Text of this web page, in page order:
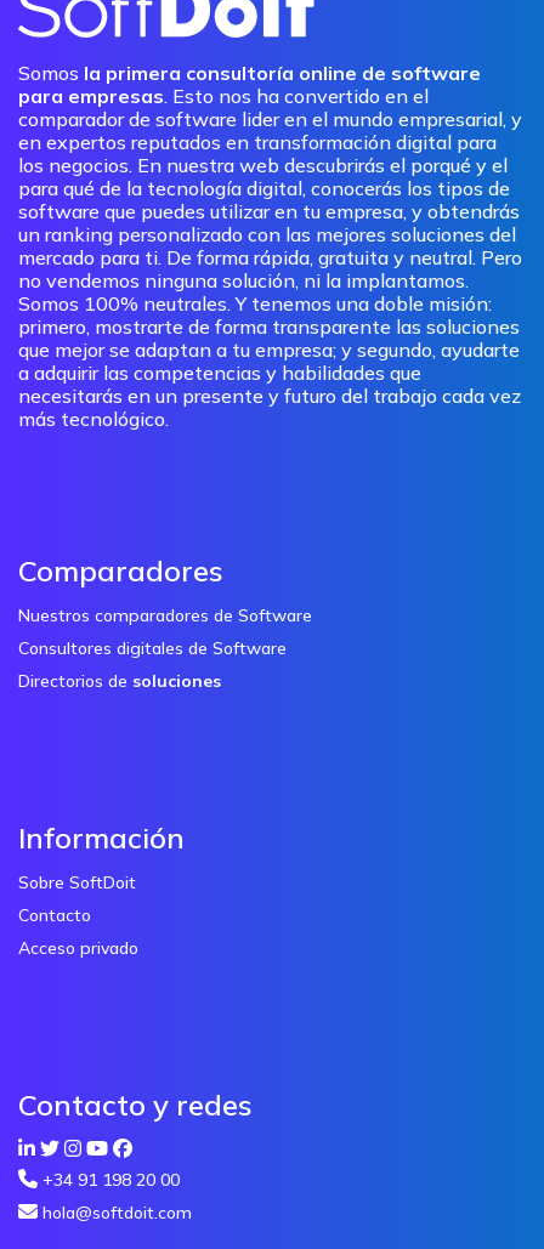
Somos la primera consultoría online de software
para empresas. Esto nos ha convertido en el
comparador de software lider en el mundo empresarial, y
en expertos reputados en transformación digital para
los negocios. En nuestra web descubrirás el porqué y el
para qué de la tecnología digital, conocerás los tipos de
software que puedes utilizar en tu empresa, y obtendrás
un ranking personalizado con las mejores soluciones del
mercado para ti. De forma rápida, gratuita y neutral. Pero
no vendemos ninguna solución, ni la implantamos.
Somos 100% neutrales. Y tenemos una doble misión:
primero, mostrarte de forma transparente las soluciones
que mejor se adaptan a tu empresa; y segundo, ayudarte
a adquirir las competencias y habilidades que
necesitarás en un presente y futuro del trabajo cada vez
más tecnológico.
Comparadores
Nuestros comparadores de Software
Consultores digitales de Software
Directorios de soluciones
Información
Sobre SoftDoit
Contacto
Acceso privado
Contacto y redes
+34 91 198 20 00
hola@softdoit.com